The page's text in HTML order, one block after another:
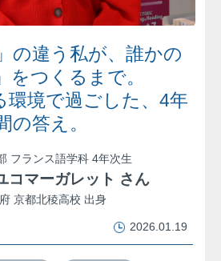
の違う私が、誰かの
をつくるまで。
環境で過ごした、4年
の答え。
フランス語学科 4年次生
マーガレット さん
京都北稜高校 出身
2026.01.19